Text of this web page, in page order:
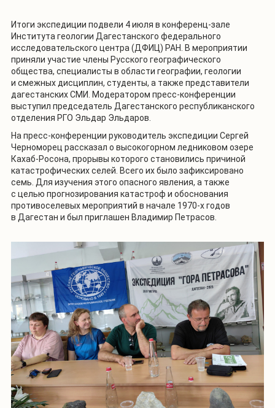
Итоги экспедиции подвели 4 июля в конференц-зале
Института геологии Дагестанского федерального
исследовательского центра (ДФИЦ) РАН. В мероприятии
приняли участие члены Русского географического
общества, специалисты в области географии, геологии
и смежных дисциплин, студенты, а также представители
дагестанских СМИ. Модератором пресс-конференции
выступил председатель Дагестанского республиканского
отделения РГО Эльдар Эльдаров.
На пресс-конференции руководитель экспедиции Сергей
Черноморец рассказал о высокогорном ледниковом озере
Кахаб-Росона, прорывы которого становились причиной
катастрофических селей. Всего их было зафиксировано
семь. Для изучения этого опасного явления, а также
с целью прогнозирования катастроф и обоснования
противоселевых мероприятий в начале 1970-х годов
в Дагестан и был приглашен Владимир Петрасов.